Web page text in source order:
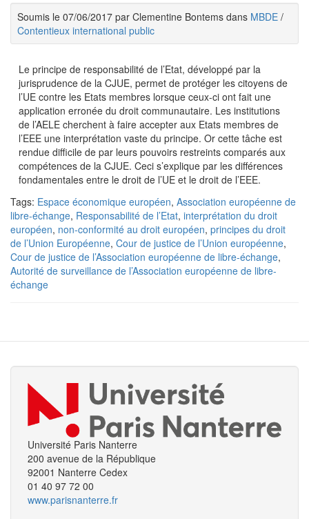
Soumis le 07/06/2017 par Clementine Bontems dans MBDE /
Contentieux international public
Le principe de responsabilité de l’Etat, développé par la
jurisprudence de la CJUE, permet de protéger les citoyens de
l’UE contre les Etats membres lorsque ceux-ci ont fait une
application erronée du droit communautaire. Les institutions
de l’AELE cherchent à faire accepter aux Etats membres de
l’EEE une interprétation vaste du principe. Or cette tâche est
rendue difficile de par leurs pouvoirs restreints comparés aux
compétences de la CJUE. Ceci s’explique par les différences
fondamentales entre le droit de l’UE et le droit de l’EEE.
Tags: Espace économique européen, Association européenne de
libre-échange, Responsabilité de l’Etat, interprétation du droit
européen, non-conformité au droit européen, principes du droit
de l’Union Européenne, Cour de justice de l’Union européenne,
Cour de justice de l’Association européenne de libre-échange,
Autorité de surveillance de l’Association européenne de libre-
échange
Université Paris Nanterre
200 avenue de la République
92001 Nanterre Cedex
01 40 97 72 00
www.parisnanterre.fr